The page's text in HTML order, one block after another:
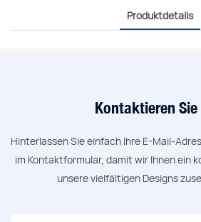
Produktdetails
Kontaktieren Sie
Hinterlassen Sie einfach Ihre E-Mail-
im Kontaktformular, damit wir Ihnen ein
unsere vielfältigen Designs